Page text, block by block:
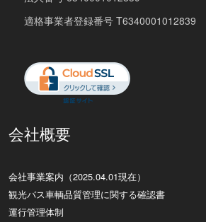
適格事業者登録番号 T6340001012839
会社概要
会社事業案内（2025.04.01現在）
観光バス車輌品質管理に関する確認書
運行管理体制